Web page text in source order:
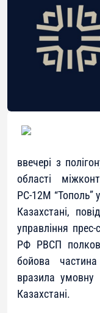
ввечері з
області
РС-12М “Тополь”
Казахстані,
управління
РФ РВСП
бойова
вразила умовну
Казахстані.